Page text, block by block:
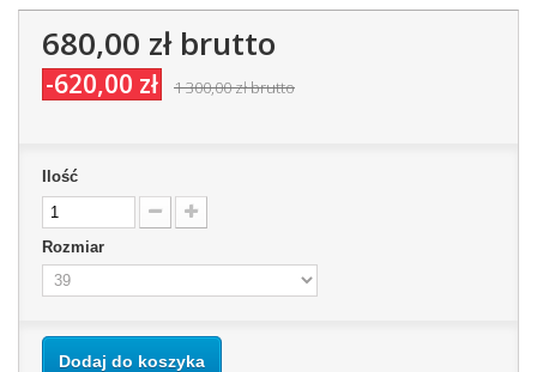
680,00 złbrutto
-620,00 zł 1 300,00 złbrutto
Ilość
Rozmiar
Dodaj do koszyka